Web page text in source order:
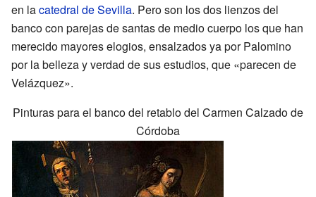
en lacatedral de Sevilla. Pero son los dos lienzos del
banco con parejas de santas de medio cuerpo los que han
merecido mayores elogios, ensalzados ya por Palomino
por la belleza y verdad de sus estudios, que «parecen de
Velázquez».
Pinturas para el banco del retablo del Carmen Calzado de
Córdoba